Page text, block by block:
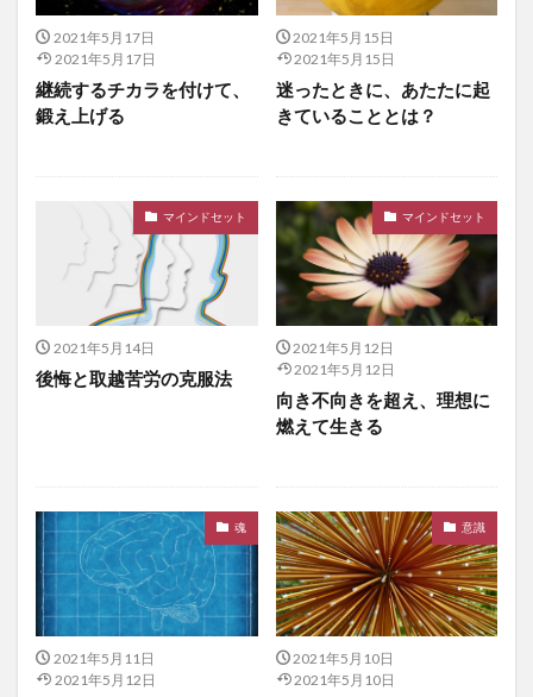
2021年5月17日
2021年5月17日
継続するチカラを付けて、
鍛え上げる
2021年5月15日
2021年5月15日
迷ったときに、あたたに起
きていることとは？
マインドセット
2021年5月14日
後悔と取越苦労の克服法
マインドセット
2021年5月12日
2021年5月12日
向き不向きを超え、理想に
燃えて生きる
魂
2021年5月11日
2021年5月12日
意識
2021年5月10日
2021年5月10日